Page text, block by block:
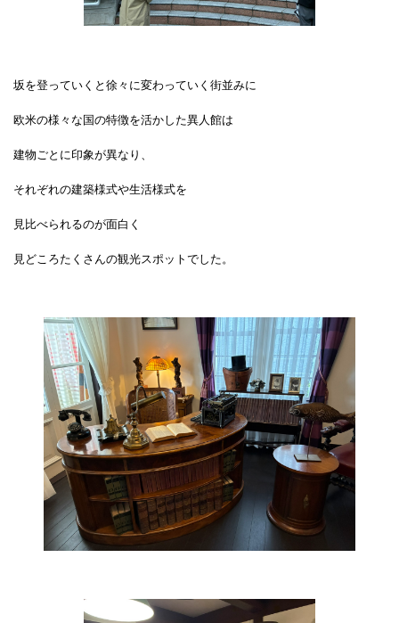
坂を登っていくと徐々に変わっていく街並みに
欧米の様々な国の特徴を活かした異人館は
建物ごとに印象が異なり、
それぞれの建築様式や生活様式を
見比べられるのが面白く
見どころたくさんの観光スポットでした。